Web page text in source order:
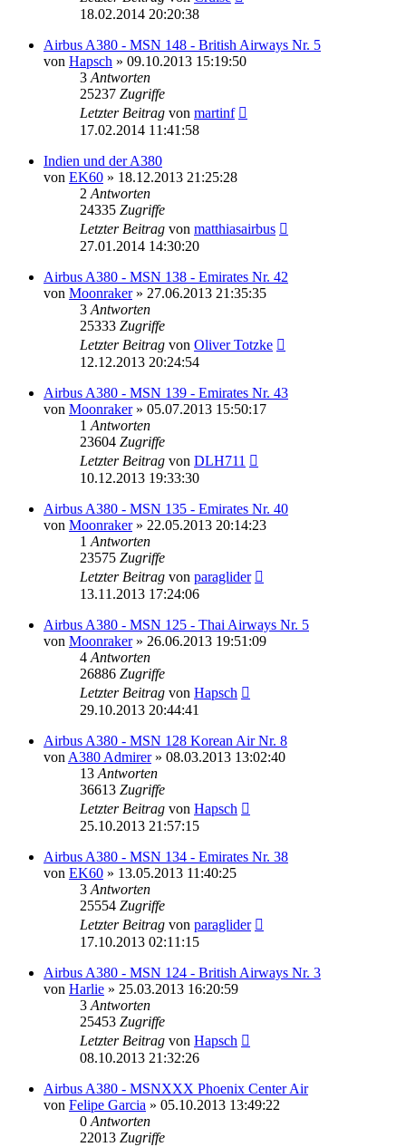
18.02.2014 20:20:38
Airbus A380 - MSN 148 - British Airways Nr. 5
von Hapsch » 09.10.2013 15:19:50
3 Antworten
25237 Zugriffe
Letzter Beitrag von martinf
17.02.2014 11:41:58
Indien und der A380
von EK60 » 18.12.2013 21:25:28
2 Antworten
24335 Zugriffe
Letzter Beitrag von matthiasairbus
27.01.2014 14:30:20
Airbus A380 - MSN 138 - Emirates Nr. 42
von Moonraker» 27.06.2013 21:35:35
3 Antworten
25333 Zugriffe
Letzter Beitrag von Oliver Totzke
12.12.2013 20:24:54
Airbus A380 - MSN 139 - Emirates Nr. 43
von Moonraker» 05.07.2013 15:50:17
1 Antworten
23604 Zugriffe
Letzter Beitrag von DLH711
10.12.2013 19:33:30
Airbus A380 - MSN 135 - Emirates Nr. 40
von Moonraker» 22.05.2013 20:14:23
1 Antworten
23575 Zugriffe
Letzter Beitrag von paraglider
13.11.2013 17:24:06
Airbus A380 - MSN 125 - Thai Airways Nr. 5
von Moonraker» 26.06.2013 19:51:09
4 Antworten
26886 Zugriffe
Letzter Beitrag von Hapsch
29.10.2013 20:44:41
Airbus A380 - MSN 128 Korean Air Nr. 8
von A380 Admirer» 08.03.2013 13:02:40
13 Antworten
36613 Zugriffe
Letzter Beitrag von Hapsch
25.10.2013 21:57:15
Airbus A380 - MSN 134 - Emirates Nr. 38
von EK60 » 13.05.2013 11:40:25
3 Antworten
25554 Zugriffe
Letzter Beitrag von paraglider
17.10.2013 02:11:15
Airbus A380 - MSN 124 - British Airways Nr. 3
von Harlie » 25.03.2013 16:20:59
3 Antworten
25453 Zugriffe
Letzter Beitrag von Hapsch
08.10.2013 21:32:26
Airbus A380 - MSNXXX Phoenix Center Air
von Felipe Garcia » 05.10.2013 13:49:22
0 Antworten
22013 Zugriffe